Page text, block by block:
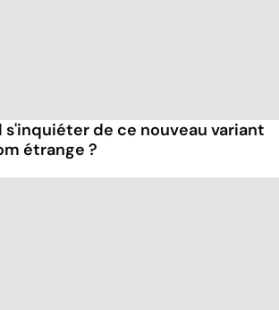
s'inquiéter de ce nouveau variant
étrange ?